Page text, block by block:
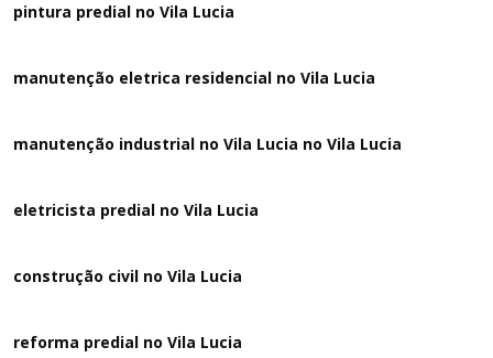
pintura predial no Vila Lucia
manutenção eletrica residencial no Vila Lucia
manutenção industrial no Vila Lucia no Vila Lucia
eletricista predial no Vila Lucia
construção civil no Vila Lucia
reforma predial no Vila Lucia